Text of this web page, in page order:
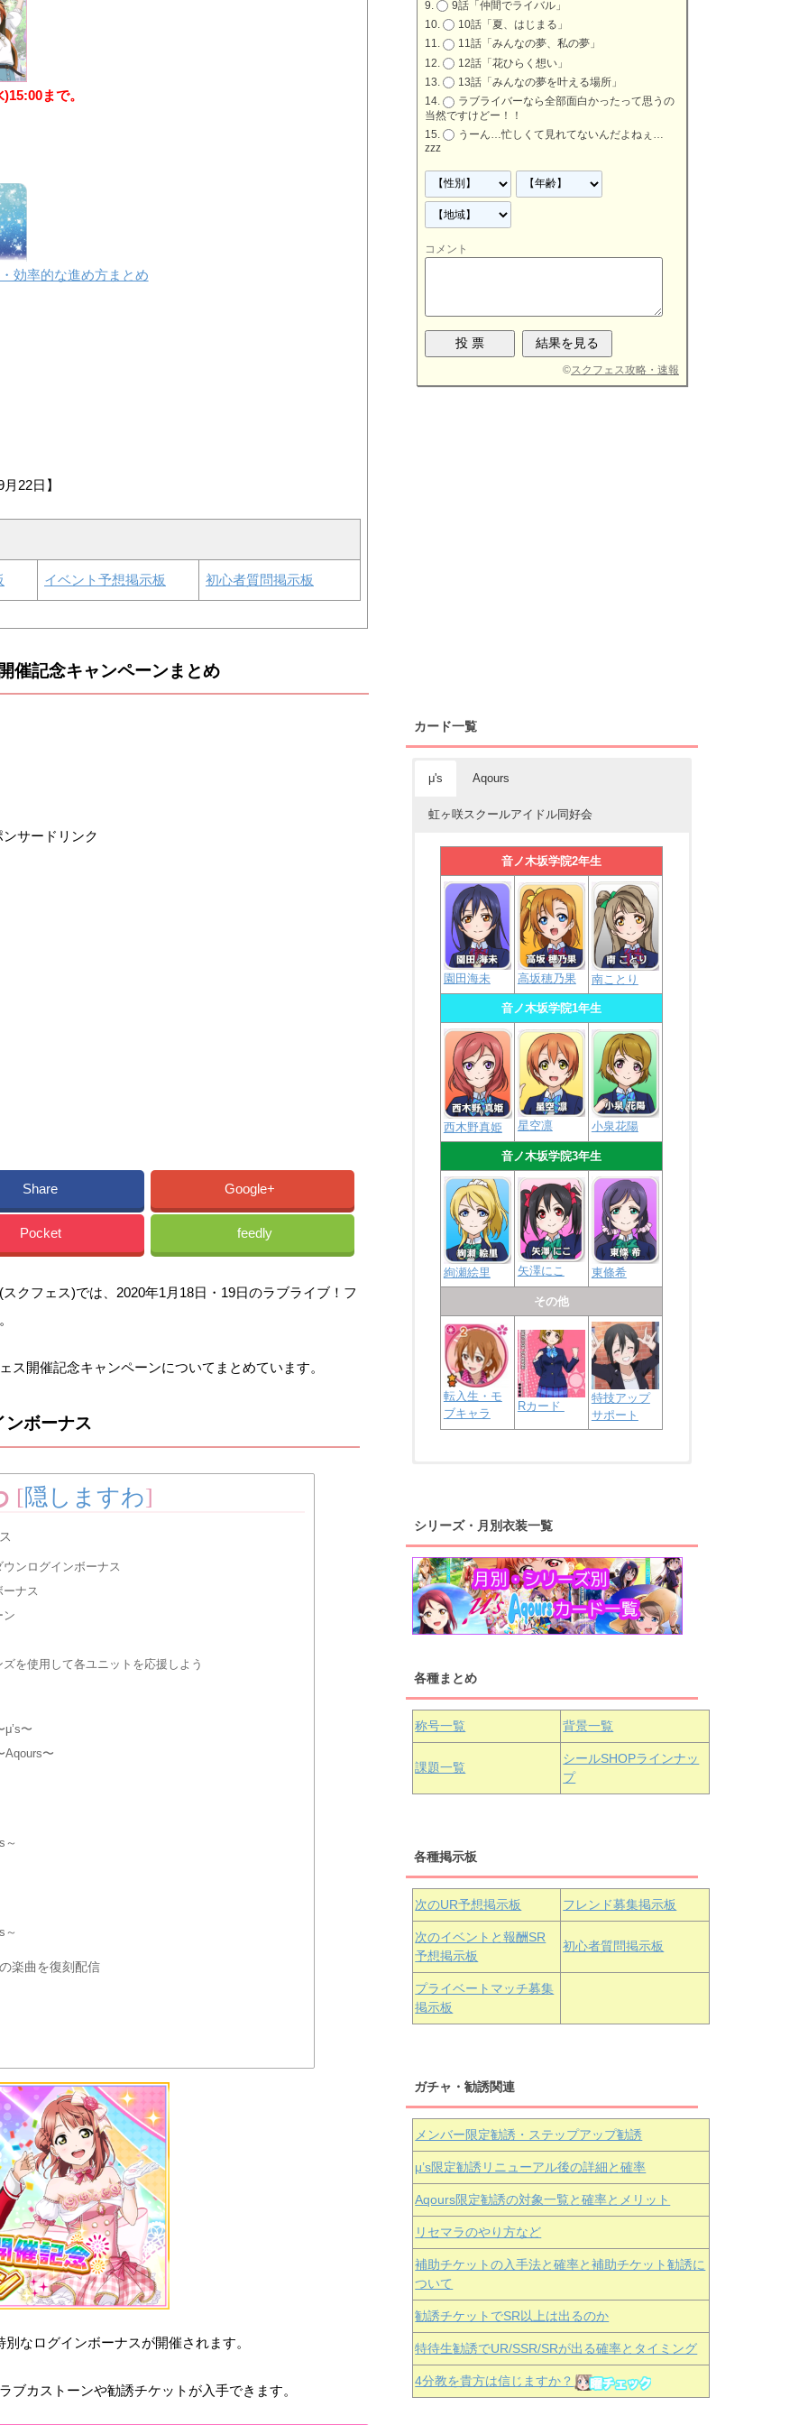
まで。
効率的な進め方まとめ
月22日】
イベント予想掲示板 初心者質問掲示板
催記念キャンペーンまとめ
ンサードリンク
Share Google+
Pocket feedly
クフェス)では、2020年1月18日・19日のラブライブ！フ
ス開催記念キャンペーンについてまとめています。
ンボーナス
[隠しますわ]
ンログインボーナス
ナス
ン
を使用して各ユニットを応援しよう
〜
Aqours〜
～
～
楽曲を復刻配信
なログインボーナスが開催されます。
カストーンや勧誘チケットが入手できます。
9話「仲間でライバル」
10話「夏、はじまる」
11話「みんなの夢、私の夢」
12話「花ひらく想い」
13話「みんなの夢を叶える場所」
ラブライバーなら全部面白かったって思うの
当然ですけどー！！
うーん…忙しくて見れてないんだよねぇ…
zzz
コメント
©スクフェス攻略・速報
カード一覧
μ's Aqours
虹ヶ咲スクールアイドル同好会
音ノ木坂学院2年生
園田海未 高坂穂乃果 南ことり
音ノ木坂学院1年生
西木野真姫 星空凛 小泉花陽
音ノ木坂学院3年生
絢瀬絵里 矢澤にこ 東條希
その他
転入生・モ
ブキャラ
Rカード
特技アップ
サポート
桜内梨子 高海千歌 渡辺曜
浦の星女学院1年生
津島善子 黒澤ルビィ 国木田花丸
浦の星女学院3年生
黒澤ダイヤ
上原歩夢 宮下愛 優木せつ菜
虹ヶ咲学園1年生
中須かすみ 天王寺璃奈 桜坂しずく
近江彼方
エマ・ヴェ
シリーズ・月別衣装一覧
各種まとめ
称号一覧 背景一覧
課題一覧
シールSHOPラインナッ
プ
各種掲示板
次のUR予想掲示板 フレンド募集掲示板
次のイベントと報酬SR
予想掲示板
初心者質問掲示板
プライベートマッチ募集
掲示板
ガチャ・勧誘関連
メンバー限定勧誘・ステップアップ勧誘
μ’s限定勧誘リニューアル後の詳細と確率
Aqours限定勧誘の対象一覧と確率とメリット
リセマラのやり方など
補助チケットの入手法と確率と補助チケット勧誘に
ついて
勧誘チケットでSR以上は出るのか
特待生勧誘でUR/SSR/SRが出る確率とタイミング
4分教を貴方は信じますか？